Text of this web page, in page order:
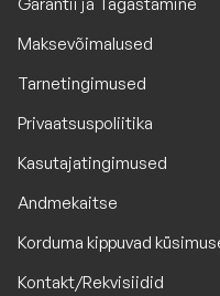
Maksevõimalused
Tarnetingimused
Privaatsuspoliitika
Kasutajatingimused
Andmekaitse
Korduma kippuvad
Kontakt/Rekvisiidid